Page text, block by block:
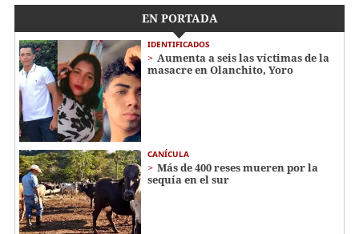
EN PORTADA
IDENTIFICADOS
Aumenta a seis las víctimas de la
masacre en Olanchito, Yoro
CANÍCULA
Más de 400 reses mueren por la
sequía en el sur